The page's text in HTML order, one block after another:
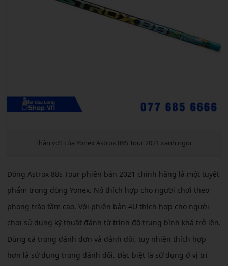
Thân vợt của Yonex Astrox 88S Tour 2021 xanh ngọc
Dòng Astrox 88s Tour phiên bản 2021 chính hãng là một tuyệt
phẩm trong dòng Yonex. Nó thích hợp cho người chơi theo
phong trào tầm cao. Với phiên bản 4U thích hợp cho người
chơi sử dụng kỹ thuật đánh từ trình độ trung bình khá trở lên.
Dùng cả trong đánh đơn và đánh đôi, tuy nhiên thích hợp
hơn là sử dụng trong đánh đôi. Đặc biệt là sử dụng ở vị trí